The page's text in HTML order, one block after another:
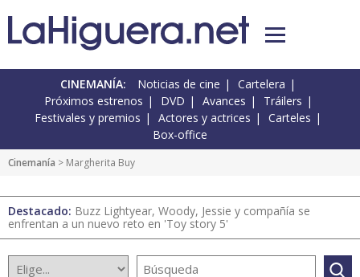
CINEMANÍA: Noticias de cine
Cartelera
Próximos estrenos
DVD Avances
Tráilers
Festivales y premios
Actores y actrices
Carteles
Box-office
Cinemanía > Margherita Buy
Destacado: Buzz Lightyear, Woody, Jessie y compañía se
enfrentan a un nuevo reto en 'Toy story 5'